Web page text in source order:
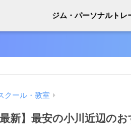
ジム・パーソナルトレ
クール・教室
最新】最安の小川近辺の